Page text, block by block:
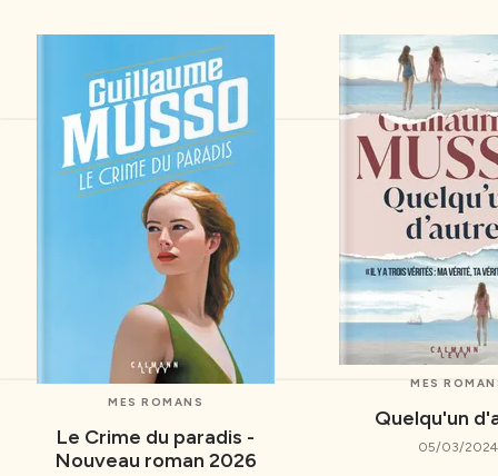
MES ROMANS
Le Crime du paradis -
Nouveau roman 2026
MES
Quelqu'un
05/03/2024